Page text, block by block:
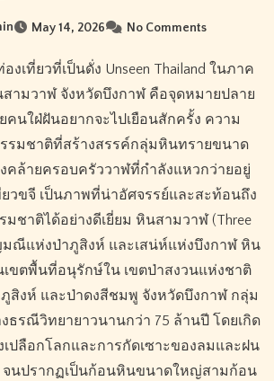
May 14, 2026 No Comments
ามวาฬ จังหวัดบึงกาฬ คือจุดหมายปลาย
คนใฝ่ฝันอยากจะไปเยือนสักครั้ง ความ
รมชาติที่สร้างสรรค์กลุ่มหินทรายขนาด
คล้ายครอบครัววาฬที่กำลังแหวกว่ายอยู่
ยวขจี เป็นภาพที่น่าอัศจรรย์และสะท้อนถึง
ชาติได้อย่างดีเยี่ยม หินสามวาฬ (Three
มณีแห่งป่าภูสิงห์ และเสน่ห์แห่งบึงกาฬ หิน
เขตพื้นที่อนุรักษ์ใน เขตป่าสงวนแห่งชาติ
สิงห์ และป่าดงสีชมพู จังหวัดบึงกาฬ กลุ่ม
ธรณีวิทยายาวนานกว่า 75 ล้านปี โดยเกิด
ปลือกโลกและการกัดเซาะของลมและฝน
จนปรากฏเป็นก้อนหินขนาดใหญ่สามก้อน